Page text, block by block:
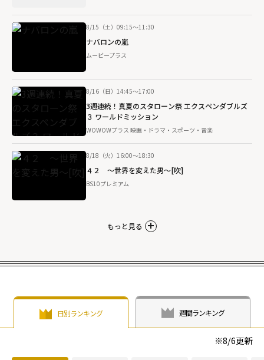
8/15（土）09:15～11:30
ナバロンの嵐
ムービープラス
8/16（日）14:45～17:00
3週連続！真夏のスタローン祭 エクスペンダブルズ
３ ワールドミッション
WOWOWプラス 映画・ドラマ・スポーツ・音楽
8/18（火）16:00～18:30
４２ ～世界を変えた男～[吹]
BS10プレミアム
もっと見る
日別ランキング 週間ランキング
※8/6更新